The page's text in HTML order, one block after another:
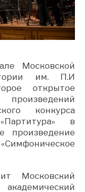
Московской
им. П.И
открытое
конкурса
в
произведение
Московский